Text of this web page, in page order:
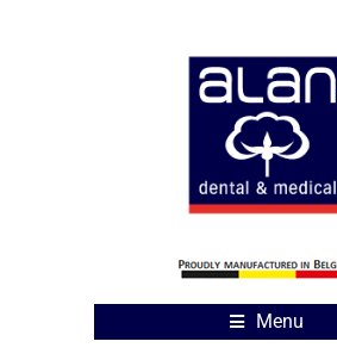
Menu